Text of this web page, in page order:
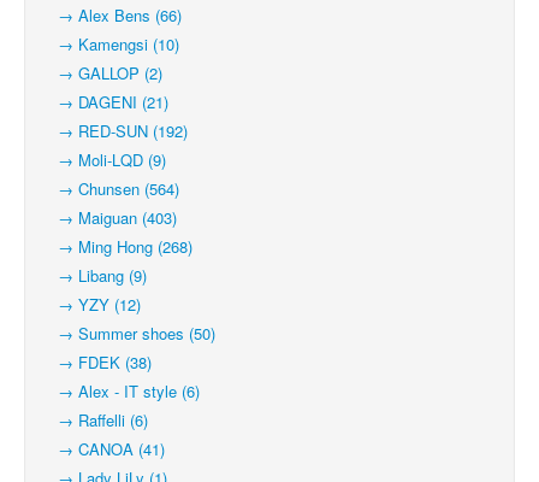
→ Alex Bens (66)
→ Kamengsi (10)
→ GALLOP (2)
→ DAGENI (21)
→ RED-SUN (192)
→ Moli-LQD (9)
→ Chunsen (564)
→ Maiguan (403)
→ Ming Hong (268)
→ Libang (9)
→ YZY (12)
→ Summer shoes (50)
→ FDEK (38)
→ Alex - IT style (6)
→ Raffelli (6)
→ CANOA (41)